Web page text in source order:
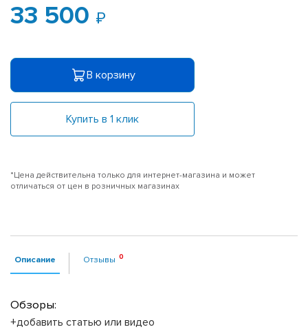
33 500
В корзину
Купить в 1 клик
*Цена действительна только для интернет-магазина и может
отличаться от цен в розничных магазинах
Описание Отзывы
Обзоры:
+добавить статью или видео